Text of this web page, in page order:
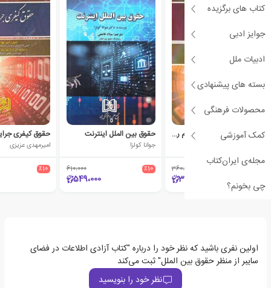
کتاب های برگزیده
جوایز ادبی
ادبیات ملل
بسته های پیشنهادی
محصولات فرهنگی
کمک آموزشی
مجله‌ی ایران‌کتاب
چی بخونم؟
بررسی تطبیقی قانون جرایم رایانه ای
360،000
324،000
حقوق بین الملل اینترنت
جوانا کولزا
٪10 610،000
549،000
حقوق کیفری
امیرمهدی عزیزی
٪10
اولین نفری باشید که نظر خود را درباره "کتاب آزادی اطلاعات در فضای
سایبر از منظر حقوق بین الملل" ثبت می‌کند
نظر خود را بنویسید